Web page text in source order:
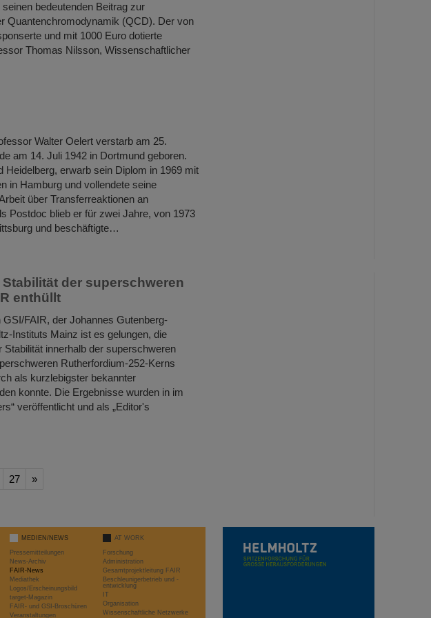
bedeutenden Beitrag zur
Quantenchromodynamik (QCD). Der von
und mit 1000 Euro dotierte
Thomas Nilsson, Wissenschaftlicher
Walter Oelert verstarb am 25.
am 14. Juli 1942 in Dortmund geboren.
erwarb sein Diplom in 1969 mit
in Hamburg und vollendete seine
über Transferreaktionen an
Postdoc blieb er für zwei Jahre, von 1973
und beschäftigte…
der superschweren
enthüllt
FAIR, der Johannes Gutenberg-
Instituts Mainz ist es gelungen, die
innerhalb der superschweren
Rutherfordium-252-Kerns
als kurzlebigster bekannter
konnte. Die Ergebnisse wurden in im
veröffentlicht und als „Editor's
27 »
MEDIEN/NEWS
Pressemitteilungen
News-Archiv
FAIR-News
Mediathek
Logos/Erscheinungsbild
target-Magazin
FAIR- und GSI-Broschüren
Veranstaltungen
AT WORK
Forschung
Administration
Gesamtprojektleitung FAIR
Beschleunigerbetrieb und -
entwicklung
IT
Organisation
Wissenschaftliche Netzwerke